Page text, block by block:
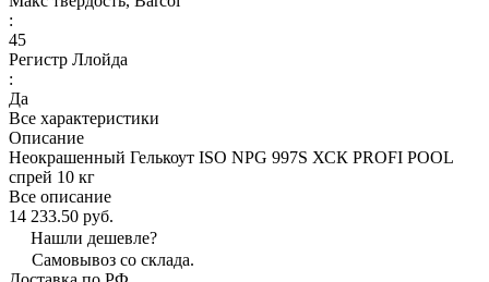
:
45
Регистр Ллойда
:
Да
Все характеристики
Описание
Неокрашенный Гелькоут ISO NPG 997S ХСК PROFI POOL
спрей 10 кг
Все описание
14 233.50 руб.
Нашли дешевле?
Самовывоз со склада.